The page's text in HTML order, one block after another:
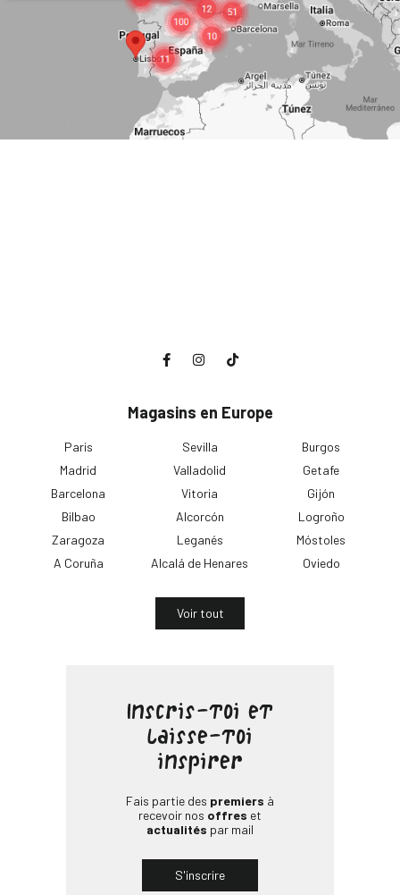
Magasins en Europe
Paris
Madrid
Barcelona
Bilbao
Zaragoza
A Coruña
Sevilla
Valladolid
Vitoria
Alcorcón
Leganés
Alcalá de Henares
Burgos
Getafe
Gijón
Logroño
Móstoles
Oviedo
Voir tout
Inscris-toi et
laisse-toi
inspirer
Fais partie des premiers à
recevoir nos offres et
actualités par mail
S'inscrire